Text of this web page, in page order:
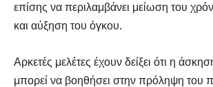
επίσης να περιλαμβάνει μείωση του
και αύξηση του όγκου.
Αρκετές μελέτες έχουν δείξει ότι η
μπορεί να βοηθήσει στην πρόληψη του